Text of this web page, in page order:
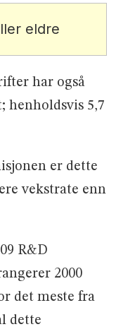
eldre
har også
henholdsvis 5,7
er dette
vekstrate enn
R&D
2000
det meste fra
dette